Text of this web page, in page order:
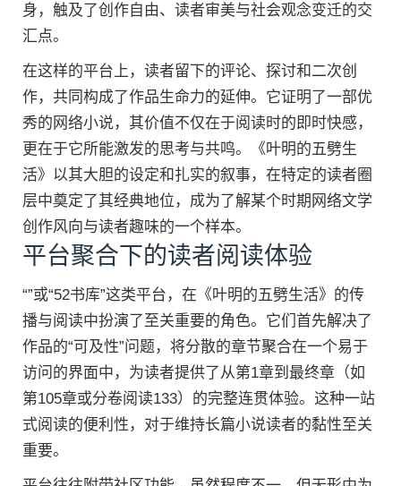
身，触及了创作自由、读者审美与社会观念变迁的交
汇点。
在这样的平台上，读者留下的评论、探讨和二次创
作，共同构成了作品生命力的延伸。它证明了一部优
秀的网络小说，其价值不仅在于阅读时的即时快感，
更在于它所能激发的思考与共鸣。《叶明的五劈生
活》以其大胆的设定和扎实的叙事，在特定的读者圈
层中奠定了其经典地位，成为了解某个时期网络文学
创作风向与读者趣味的一个样本。
平台聚合下的读者阅读体验
“”或“52书库”这类平台，在《叶明的五劈生活》的传
播与阅读中扮演了至关重要的角色。它们首先解决了
作品的“可及性”问题，将分散的章节聚合在一个易于
访问的界面中，为读者提供了从第1章到最终章（如
第105章或分卷阅读133）的完整连贯体验。这种一站
式阅读的便利性，对于维持长篇小说读者的黏性至关
重要。